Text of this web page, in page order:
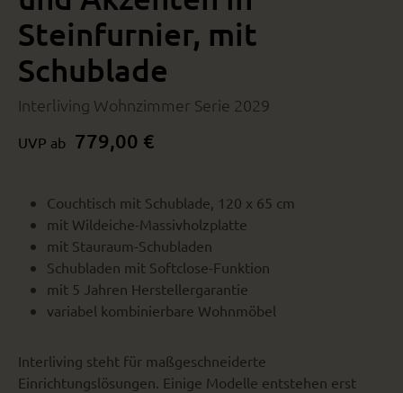
Steinfurnier, mit
Schublade
Interliving Wohnzimmer Serie 2029
UVP ab 779,00 €
Couchtisch mit Schublade, 120 x 65 cm
mit Wildeiche-Massivholzplatte
mit Stauraum-Schubladen
Schubladen mit Softclose-Funktion
mit 5 Jahren Herstellergarantie
variabel kombinierbare Wohnmöbel
Interliving steht für maßgeschneiderte
Einrichtungslösungen. Einige Modelle entstehen erst